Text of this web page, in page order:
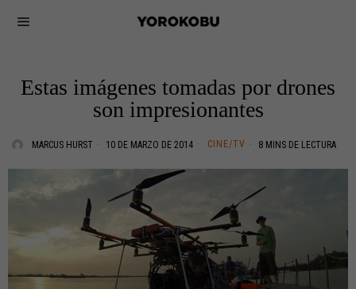
Estas imágenes tomadas por drones
son impresionantes
MARCUS HURST 10 DE MARZO DE 2014 CINE/TV 8 MINS DE LECTURA